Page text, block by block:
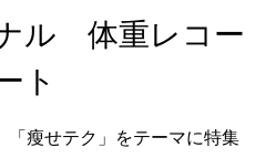
ル 体重レコー
ト
「瘦せテク」をテーマに特集